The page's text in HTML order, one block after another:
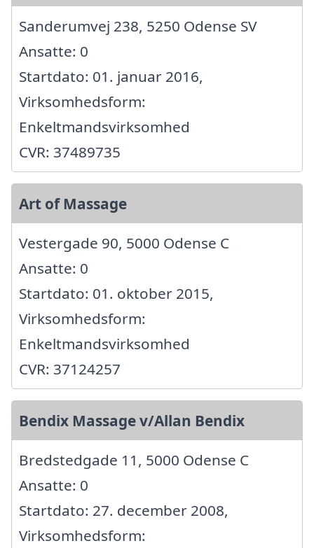
Sanderumvej 238, 5250 Odense SV
Ansatte: 0
Startdato: 01. januar 2016,
Virksomhedsform:
Enkeltmandsvirksomhed
CVR: 37489735
Art of Massage
Vestergade 90, 5000 Odense C
Ansatte: 0
Startdato: 01. oktober 2015,
Virksomhedsform:
Enkeltmandsvirksomhed
CVR: 37124257
Bendix Massage v/Allan Bendix
Bredstedgade 11, 5000 Odense C
Ansatte: 0
Startdato: 27. december 2008,
Virksomhedsform: